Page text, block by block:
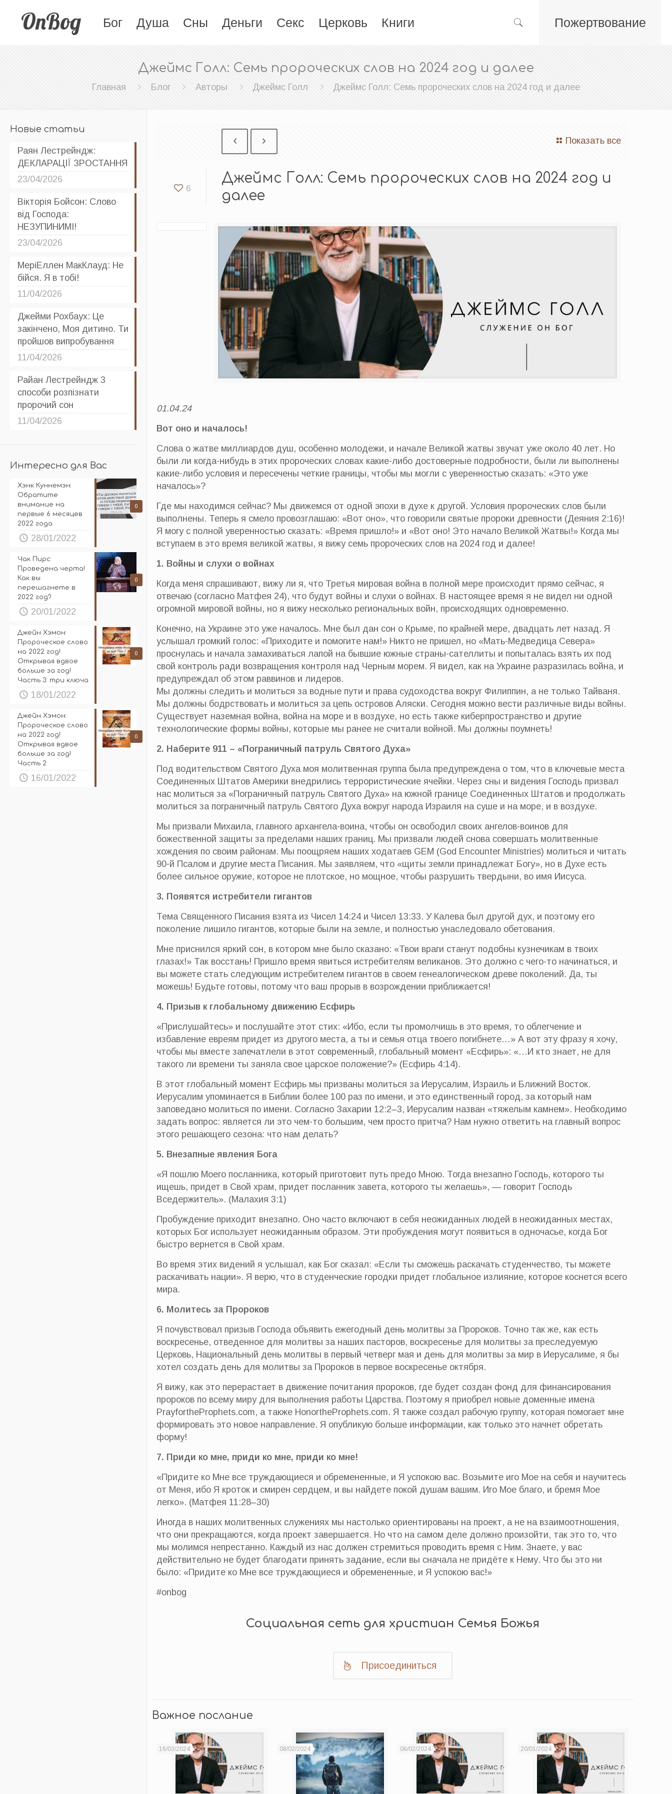
OnBog Бог Душа Сны Деньги Секс Церковь Книги Пожертвование
Джеймс Голл: Семь пророческих слов на 2024 год и далее
Главная Блог Авторы Джеймс Голл Джеймс Голл: Семь пророческих слов на 2024 год и далее
Показать все
6
Джеймс Голл: Семь пророческих слов на 2024 год и
далее
01.04.24
Вот оно и началось!
Слова о жатве миллиардов душ, особенно молодежи, и начале Великой жатвы звучат уже около 40 лет. Но
были ли когда-нибудь в этих пророческих словах какие-либо достоверные подробности, были ли выполнены
какие-либо условия и пересечены четкие границы, чтобы мы могли с уверенностью сказать: «Это уже
началось»?
Где мы находимся сейчас? Мы движемся от одной эпохи в духе к другой. Условия пророческих слов были
выполнены. Теперь я смело провозглашаю: «Вот оно», что говорили святые пророки древности (Деяния 2:16)!
Я могу с полной уверенностью сказать: «Время пришло!» и «Вот оно! Это начало Великой Жатвы!» Когда мы
вступаем в это время великой жатвы, я вижу семь пророческих слов на 2024 год и далее!
1. Войны и слухи о войнах
Когда меня спрашивают, вижу ли я, что Третья мировая война в полной мере происходит прямо сейчас, я
отвечаю (согласно Матфея 24), что будут войны и слухи о войнах. В настоящее время я не видел ни одной
огромной мировой войны, но я вижу несколько региональных войн, происходящих одновременно.
Конечно, на Украине это уже началось. Мне был дан сон о Крыме, по крайней мере, двадцать лет назад. Я
услышал громкий голос: «Приходите и помогите нам!» Никто не пришел, но «Мать-Медведица Севера»
проснулась и начала замахиваться лапой на бывшие южные страны-сателлиты и попыталась взять их под
свой контроль ради возвращения контроля над Черным морем. Я видел, как на Украине разразилась война, и
предупреждал об этом раввинов и лидеров.
Мы должны следить и молиться за водные пути и права судоходства вокруг Филиппин, а не только Тайваня.
Мы должны бодрствовать и молиться за цепь островов Аляски. Сегодня можно вести различные виды войны.
Существует наземная война, война на море и в воздухе, но есть также киберпространство и другие
технологические формы войны, которые мы ранее не считали войной. Мы должны поумнеть!
2. Наберите 911 – «Пограничный патруль Святого Духа»
Под водительством Святого Духа моя молитвенная группа была предупреждена о том, что в ключевые места
Соединенных Штатов Америки внедрились террористические ячейки. Через сны и видения Господь призвал
нас молиться за «Пограничный патруль Святого Духа» на южной границе Соединенных Штатов и продолжать
молиться за пограничный патруль Святого Духа вокруг народа Израиля на суше и на море, и в воздухе.
Мы призвали Михаила, главного архангела-воина, чтобы он освободил своих ангелов-воинов для
божественной защиты за пределами наших границ. Мы призвали людей снова совершать молитвенные
хождения по своим районам. Мы поощряем наших ходатаев GEM (God Encounter Ministries) молиться и читать
90-й Псалом и другие места Писания. Мы заявляем, что «щиты земли принадлежат Богу», но в Духе есть
более сильное оружие, которое не плотское, но мощное, чтобы разрушить твердыни, во имя Иисуса.
3. Появятся истребители гигантов
Тема Священного Писания взята из Чисел 14:24 и Чисел 13:33. У Калева был другой дух, и поэтому его
поколение лишило гигантов, которые были на земле, и полностью унаследовало обетования.
Мне приснился яркий сон, в котором мне было сказано: «Твои враги станут подобны кузнечикам в твоих
глазах!» Так восстань! Пришло время явиться истребителям великанов. Это должно с чего-то начинаться, и
вы можете стать следующим истребителем гигантов в своем генеалогическом древе поколений. Да, ты
можешь! Будьте готовы, потому что ваш прорыв в возрождении приближается!
4. Призыв к глобальному движению Есфирь
«Прислушайтесь» и послушайте этот стих: «Ибо, если ты промолчишь в это время, то облегчение и
избавление евреям придет из другого места, а ты и семья отца твоего погибнете…» А вот эту фразу я хочу,
чтобы мы вместе запечатлели в этот современный, глобальный момент «Есфирь»: «…И кто знает, не для
такого ли времени ты заняла свое царское положение?» (Есфирь 4:14).
В этот глобальный момент Есфирь мы призваны молиться за Иерусалим, Израиль и Ближний Восток.
Иерусалим упоминается в Библии более 100 раз по имени, и это единственный город, за который нам
заповедано молиться по имени. Согласно Захарии 12:2–3, Иерусалим назван «тяжелым камнем». Необходимо
задать вопрос: является ли это чем-то большим, чем просто притча? Нам нужно ответить на главный вопрос
этого решающего сезона: что нам делать?
5. Внезапные явления Бога
«Я пошлю Моего посланника, который приготовит путь предо Мною. Тогда внезапно Господь, которого ты
ищешь, придет в Свой храм, придет посланник завета, которого ты желаешь», — говорит Господь
Вседержитель». (Малахия 3:1)
Пробуждение приходит внезапно. Оно часто включают в себя неожиданных людей в неожиданных местах,
которых Бог использует неожиданным образом. Эти пробуждения могут появиться в одночасье, когда Бог
быстро вернется в Свой храм.
Во время этих видений я услышал, как Бог сказал: «Если ты сможешь раскачать студенчество, ты можете
раскачивать нации». Я верю, что в студенческие городки придет глобальное излияние, которое коснется всего
мира.
6. Молитесь за Пророков
Я почувствовал призыв Господа объявить ежегодный день молитвы за Пророков. Точно так же, как есть
воскресенье, отведенное для молитвы за наших пасторов, воскресенье для молитвы за преследуемую
Церковь, Национальный день молитвы в первый четверг мая и день для молитвы за мир в Иерусалиме, я бы
хотел создать день для молитвы за Пророков в первое воскресенье октября.
Я вижу, как это перерастает в движение почитания пророков, где будет создан фонд для финансирования
пророков по всему миру для выполнения работы Царства. Поэтому я приобрел новые доменные имена
PrayfortheProphets.com, а также HonortheProphets.com. Я также создал рабочую группу, которая помогает мне
формировать это новое направление. Я опубликую больше информации, как только это начнет обретать
форму!
7. Приди ко мне, приди ко мне, приди ко мне!
«Придите ко Мне все труждающиеся и обремененные, и Я успокою вас. Возьмите иго Мое на себя и научитесь
от Меня, ибо Я кроток и смирен сердцем, и вы найдете покой душам вашим. Иго Мое благо, и бремя Мое
легко». (Матфея 11:28–30)
Иногда в наших молитвенных служениях мы настолько ориентированы на проект, а не на взаимоотношения,
что они прекращаются, когда проект завершается. Но что на самом деле должно произойти, так это то, что
мы молимся непрестанно. Каждый из нас должен стремиться проводить время с Ним. Знаете, у вас
действительно не будет благодати принять задание, если вы сначала не придёте к Нему. Что бы это ни
было: «Придите ко Мне все труждающиеся и обремененные, и Я успокою вас!»
#onbog
Социальная сеть для христиан Семья Божья
Присоединиться
Важное послание
16/03/2024 08/02/2024 06/02/2024 20/01/2024
Новые статьи
Раян Лестрейндж:
ДЕКЛАРАЦІЇ ЗРОСТАННЯ
23/04/2026
Вікторія Бойсон: Слово
від Господа:
НЕЗУПИНИМІ!
23/04/2026
МеріЕллен МакКлауд: Не
бійся. Я в тобі!
11/04/2026
Джейми Рохбаух: Це
закінчено, Моя дитино. Ти
пройшов випробування
11/04/2026
Райан Лестрейндж 3
способи розпізнати
пророчий сон
11/04/2026
Интересно для Вас
0
Хэнк Куннемэн:
Обратите
внимание на
первые 6 месяцев
2022 года
28/01/2022
0
Чак Пирс:
Проведена черта!
Как вы
перешагнете в
2022 год?
20/01/2022
0
Джейн Хэмон:
Пророческое слово
на 2022 год!
Открывая вдвое
больше за год!
Часть 3: три ключа
18/01/2022
0
Джейн Хэмон:
Пророческое слово
на 2022 год!
Открывая вдвое
больше за год!
Часть 2
16/01/2022